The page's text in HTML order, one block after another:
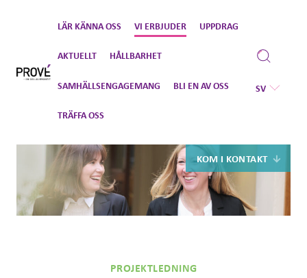
vidare
innehåll
LÄR KÄNNA OSS VI ERBJUDER UPPDRAG
AKTUELLT HÅLLBARHET
SAMHÄLLSENGAGEMANG BLI EN AV OSS
TRÄFFA OSS
SV
KOM I KONTAKT
PROJEKTLEDNING